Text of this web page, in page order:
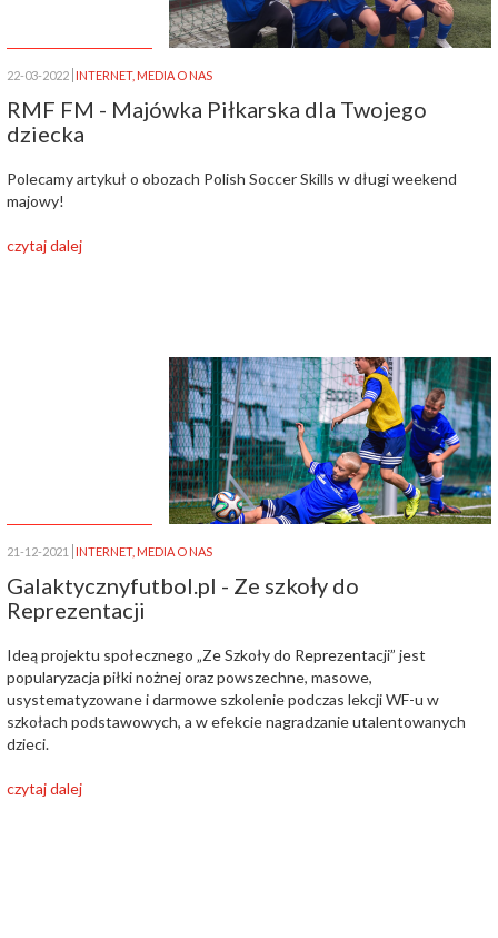
22-03-2022 INTERNET, MEDIA O NAS
RMF FM - Majówka Piłkarska dla Twojego
dziecka
Polecamy artykuł o obozach Polish Soccer Skills w długi weekend
majowy!
czytaj dalej
21-12-2021 INTERNET, MEDIA O NAS
Galaktycznyfutbol.pl - Ze szkoły do
Reprezentacji
Ideą projektu społecznego „Ze Szkoły do Reprezentacji” jest
popularyzacja piłki nożnej oraz powszechne, masowe,
usystematyzowane i darmowe szkolenie podczas lekcji WF-u w
szkołach podstawowych, a w efekcie nagradzanie utalentowanych
dzieci.
czytaj dalej